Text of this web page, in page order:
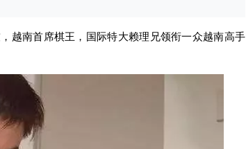
越南首席棋王，国际特大赖理兄领衔一众越南高手